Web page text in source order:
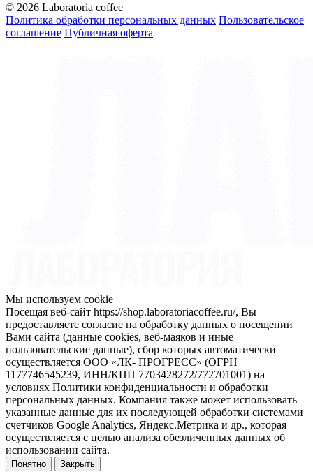
© 2026 Laboratoria coffee
Политика обработки персональных данных Пользовательское
соглашение Публичная оферта
Мы используем cookie
Посещая веб-сайт https://shop.laboratoriacoffee.ru/, Вы
предоставляете согласие на обработку данных о посещении
Вами сайта (данные cookies, веб-маяков и иные
пользовательские данные), сбор которых автоматически
осуществляется ООО «ЛК- ПРОГРЕСС» (ОГРН
1177746545239, ИНН/КПП 7703428272/772701001) на
условиях Политики конфиденциальности и обработки
персональных данных. Компания также может использовать
указанные данные для их последующей обработки системами
счетчиков Google Analytics, Яндекс.Метрика и др., которая
осуществляется с целью анализа обезличенных данных об
использовании сайта.
Понятно Закрыть